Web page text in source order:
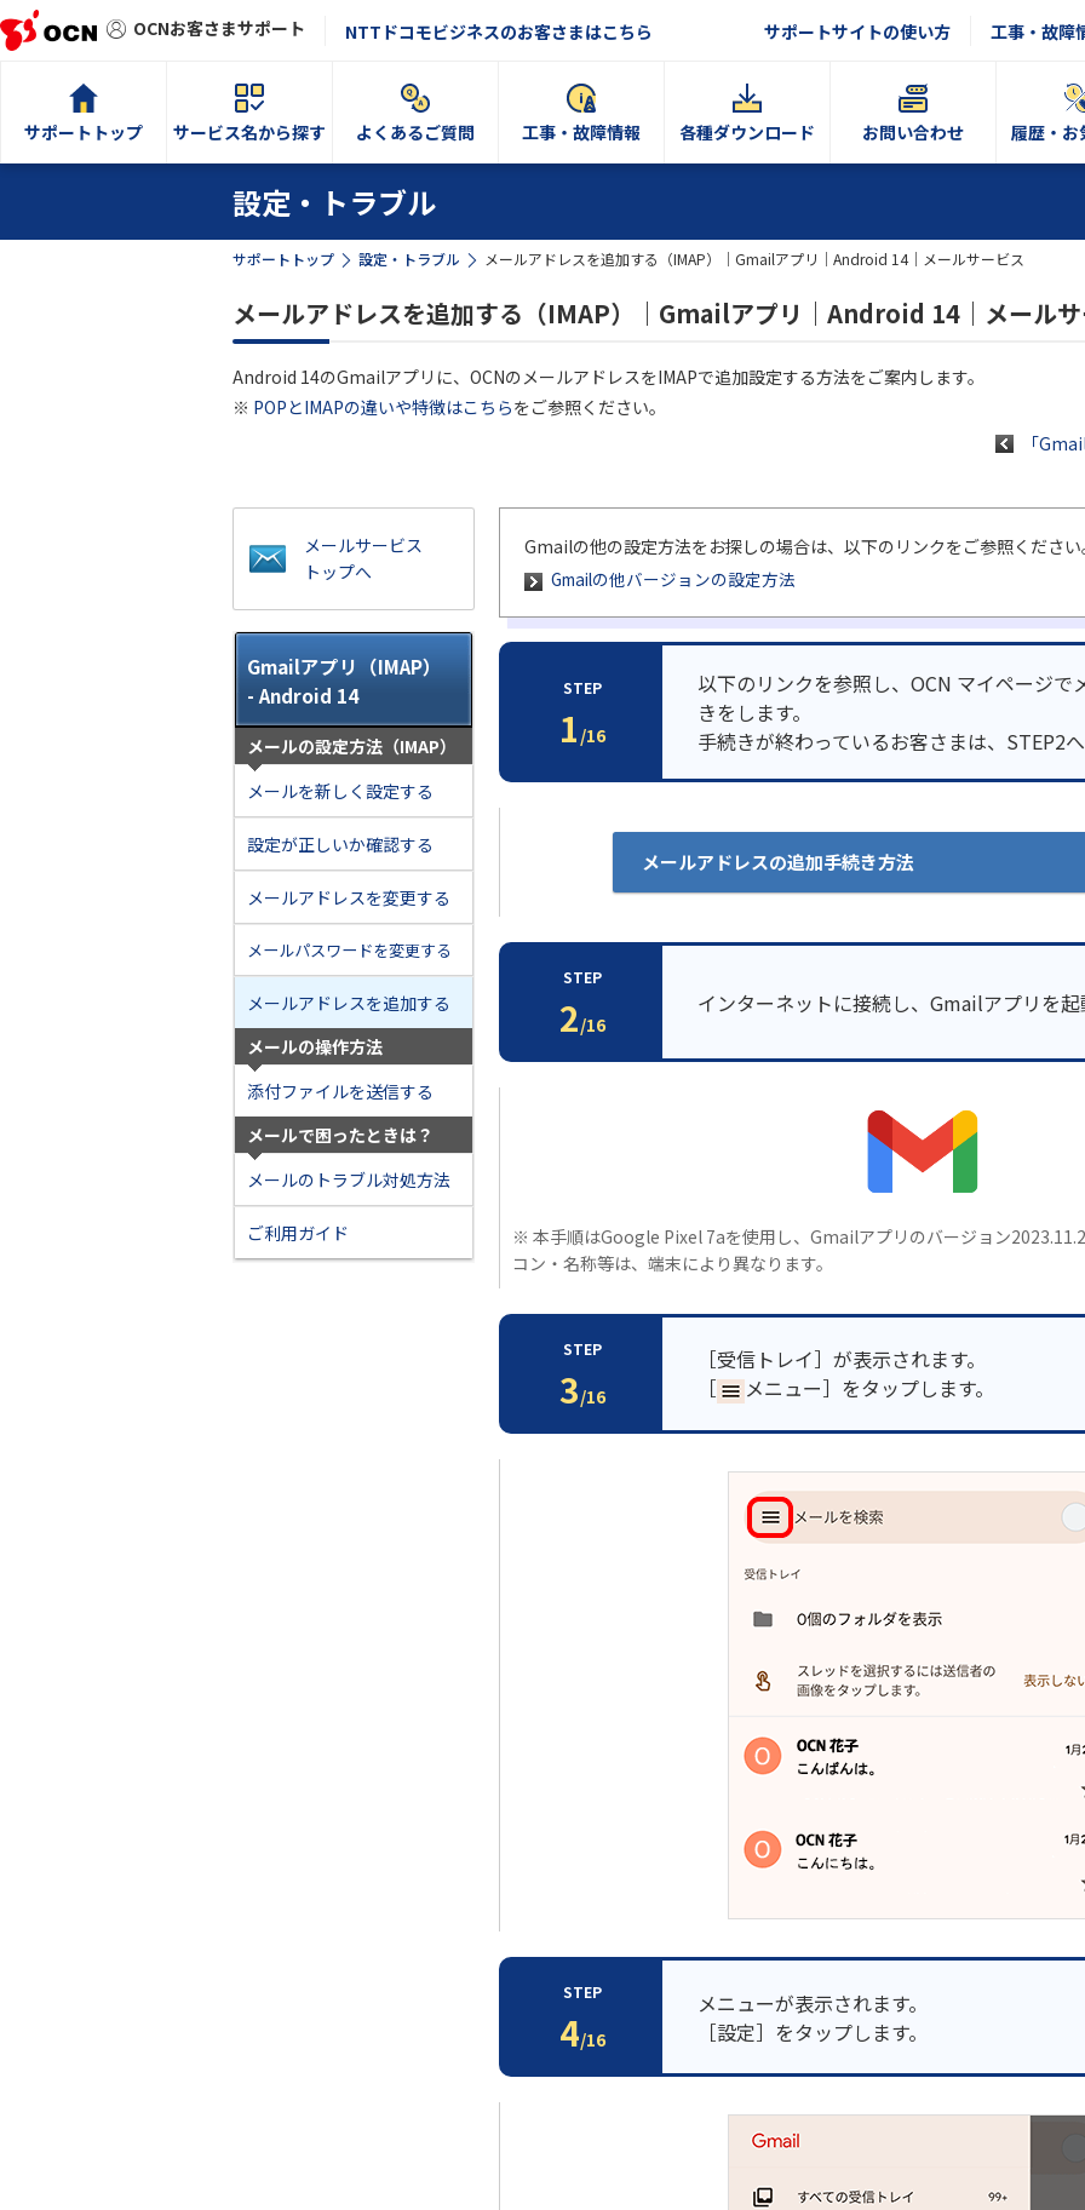
OCNお客さまサポート NTTドコモビジネスのお客さまはこちら サポートサイトの使い方 工事・故障
サポートトップ サービス名から探す よくあるご質問 工事・故障情報 各種ダウンロード お問い合わせ 履歴・お
設定・トラブル
サポートトップ 設定・トラブル メールアドレスを追加する（IMAP）｜Gmailアプリ｜Android 14｜メールサービス
メールアドレスを追加する（IMAP）｜Gmailアプリ｜Android 14｜メール
Android 14のGmailアプリに、OCNのメールアドレスをIMAPで追加設定する方法をご案内します。
※ POPとIMAPの違いや特徴はこちらをご参照ください。
「
メールサービス
トップへ
Gmailアプリ（IMAP）
- Android 14
メールの設定方法（IMAP）
メールを新しく設定する
設定が正しいか確認する
メールアドレスを変更する
メールパスワードを変更する
メールアドレスを追加する
メールの操作方法
添付ファイルを送信する
メールで困ったときは？
メールのトラブル対処方法
ご利用ガイド
Gmailの他の設定方法をお探しの場合は、以下のリンクをご参照くださ
Gmailの他バージョンの設定方法
STEP
1 /16
以下のリンクを参照し、OCN マイページで
きをします。
手続きが終わっているお客さまは、STEP2
メールアドレスの追加手続き方法
STEP
2/16
インターネットに接続し、Gmailアプリを起
※ 本手順はGoogle Pixel 7aを使用し、Gmailアプリのバージョン
コン・名称等は、端末により異なります。
STEP
3/16
［受信トレイ］が表示されます。
［
メニュー］をタップします。
STEP
4/16
メニューが表示されます。
［設定］をタップします。